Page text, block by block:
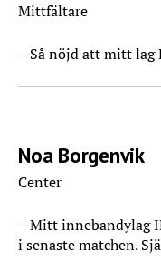
Mittfältare
– Så nöjd att mitt lag
Noa Borgenvik
Center
– Mitt innebandylag
i senaste matchen.